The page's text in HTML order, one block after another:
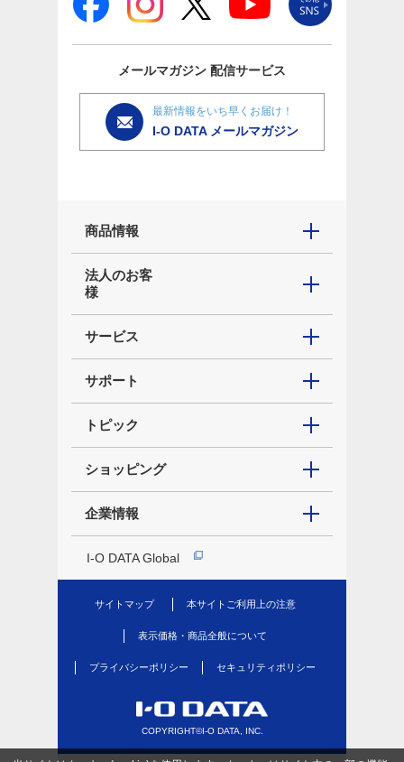
メールマガジン 配信サービス
最新情報をいち早くお届け！
I-O DATA メールマガジン
商品情報
法人のお客
様
サービス
サポート
トピック
ショッピング
企業情報
I-O DATA Global
サイトマップ 本サイトご利用上の注意
表示価格・商品全般について
プライバシーポリシー セキュリティポリシー
COPYRIGHT©I-O DATA, INC.